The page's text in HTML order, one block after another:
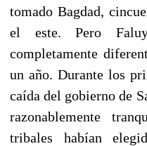
tomado Bagdad,
el este. Pero
completamente
un año. Durante los
caída del gobierno de
razonablemente
tribales habían